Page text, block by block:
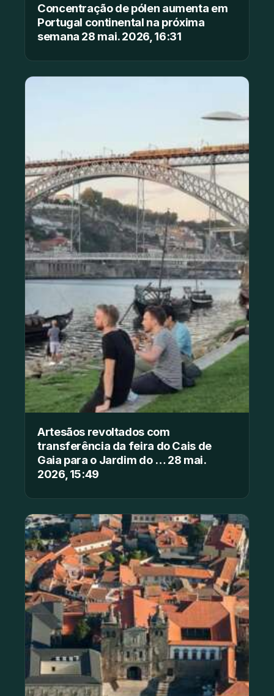
Concentração de pólen aumenta em
Portugal continental na próxima
semana 28 mai. 2026, 16:31
Artesãos revoltados com
transferência da feira do Cais de
Gaia para o Jardim do … 28 mai.
2026, 15:49